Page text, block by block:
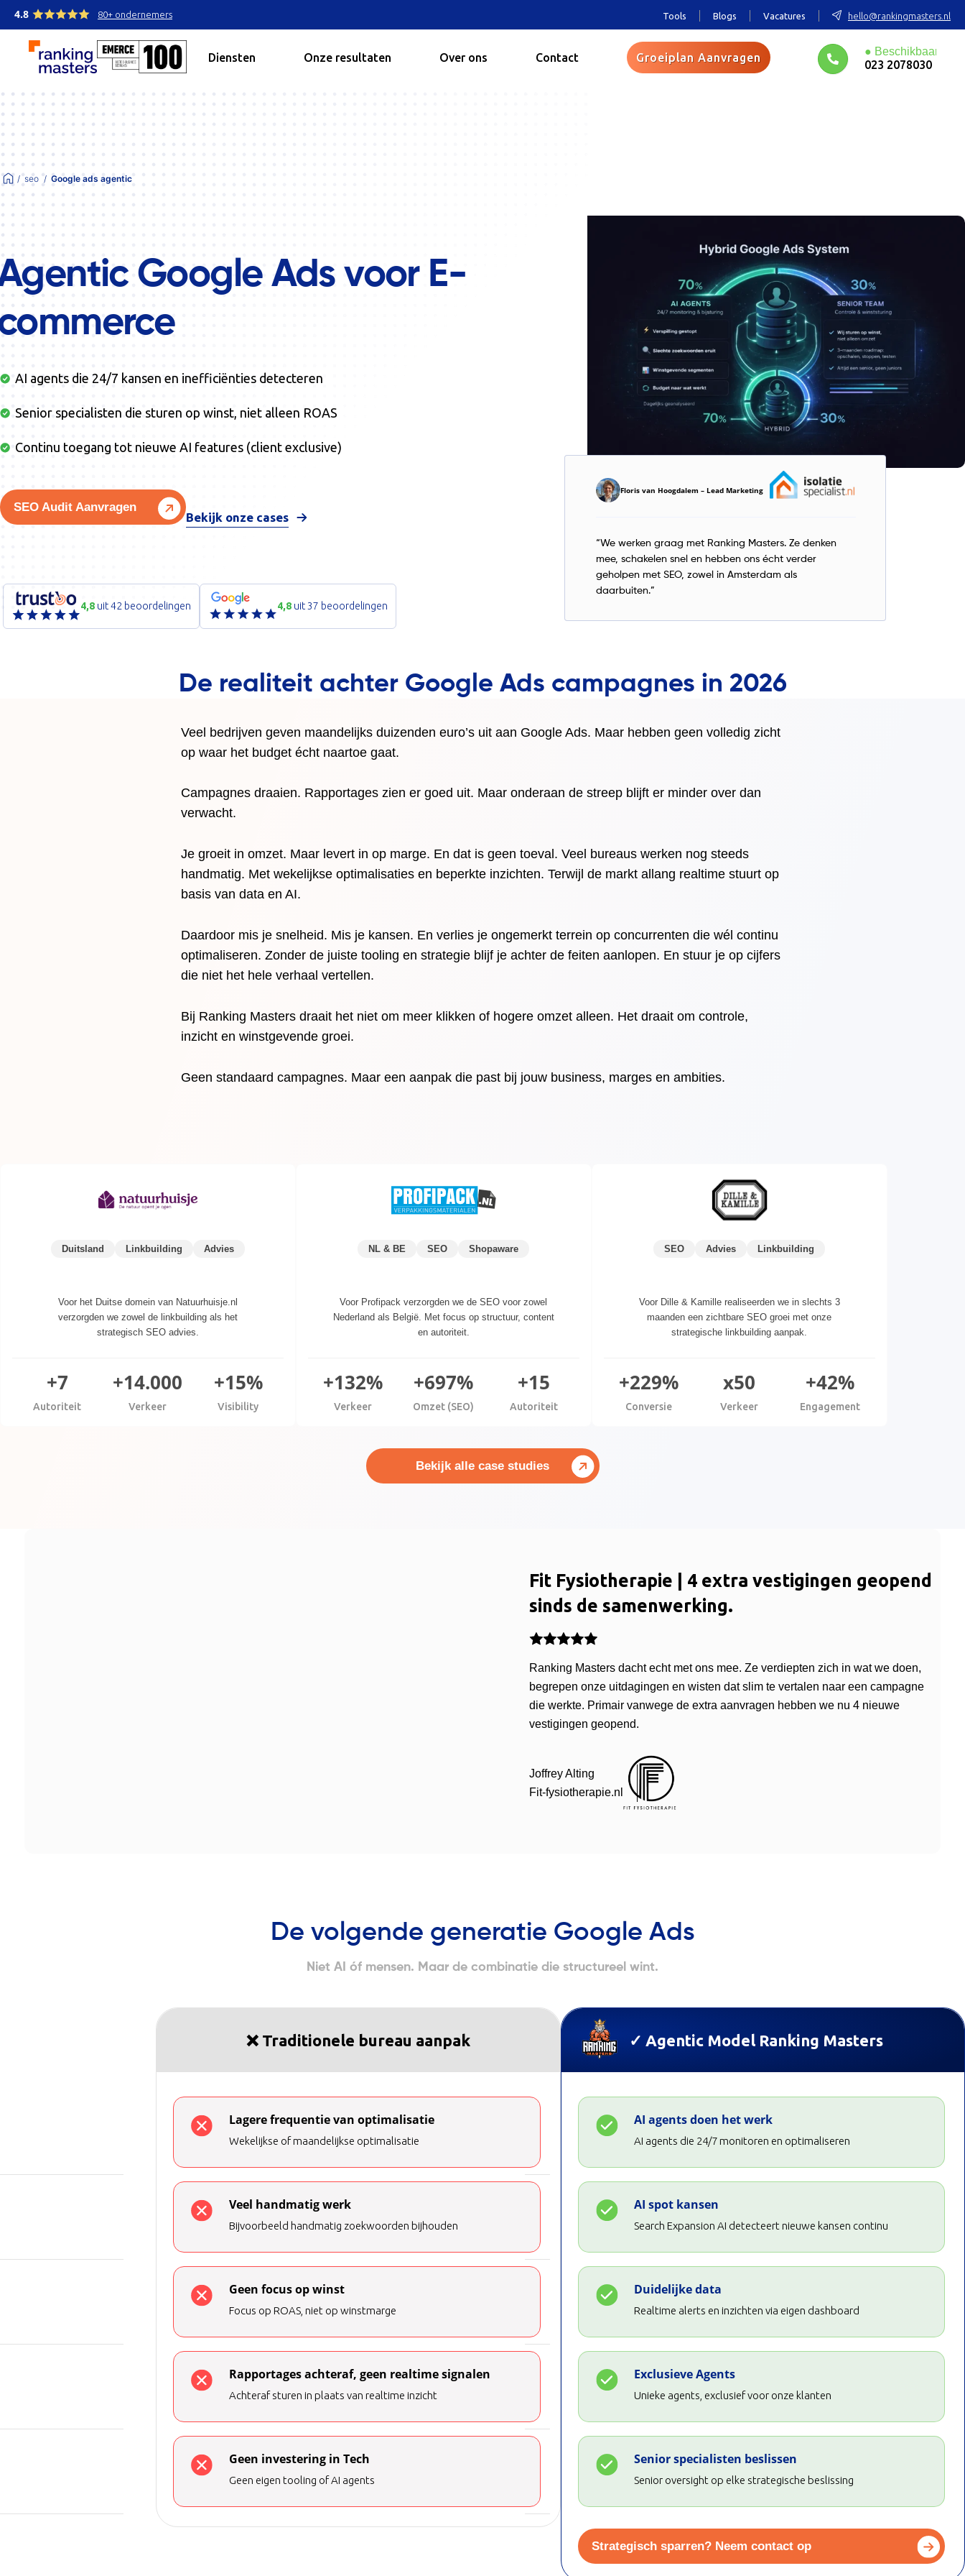
4.8 80+ ondernemers Tools Blogs Vacatures hello@rankingmasters.nl
Diensten Onze resultaten Over ons Contact Groeiplan Aanvragen
023 2078030
seo Google ads agentic
Google Ads voor E-
AI agents die 24/7 kansen en inefficiënties detecteren
Senior specialisten die sturen op winst, niet alleen ROAS
Continu toegang tot nieuwe AI features (client exclusive)
SEO Audit Aanvragen
Bekijk onze cases
4,8uit 42 beoordelingen 4,8uit 37 beoordelingen
Floris van Hoogdalem – Lead Marketing
“We werken graag met Ranking Masters. Ze denken
mee, schakelen snel en hebben ons écht verder
geholpen met SEO, zowel in Amsterdam als
daarbuiten.”
De realiteit achter Google Ads campagnes in 2026
Veel bedrijven geven maandelijks duizenden euro’s uit aan Google Ads. Maar hebben geen volledig zicht
op waar het budget écht naartoe gaat.
Campagnes draaien. Rapportages zien er goed uit. Maar onderaan de streep blijft er minder over dan
verwacht.
Je groeit in omzet. Maar levert in op marge. En dat is geen toeval. Veel bureaus werken nog steeds
handmatig. Met wekelijkse optimalisaties en beperkte inzichten. Terwijl de markt allang realtime stuurt op
basis van data en AI.
Daardoor mis je snelheid. Mis je kansen. En verlies je ongemerkt terrein op concurrenten die wél continu
optimaliseren. Zonder de juiste tooling en strategie blijf je achter de feiten aanlopen. En stuur je op cijfers
die niet het hele verhaal vertellen.
Bij Ranking Masters draait het niet om meer klikken of hogere omzet alleen. Het draait om controle,
inzicht en winstgevende groei.
Geen standaard campagnes. Maar een aanpak die past bij jouw business, marges en ambities.
Duitsland Linkbuilding Advies
Voor het Duitse domein van Natuurhuisje.nl
verzorgden we zowel de linkbuilding als het
strategisch SEO advies.
+7
Autoriteit
+14.000
Verkeer
+15%
Visibility
NL & BE SEO Shopaware
Voor Profipack verzorgden we de SEO voor zowel
Nederland als België. Met focus op structuur, content
en autoriteit.
+132%
Verkeer
+697%
Omzet (SEO)
+15
Autoriteit
SEO Advies Linkbuilding
Voor Dille & Kamille realiseerden we in slechts 3
maanden een zichtbare SEO groei met onze
strategische linkbuilding aanpak.
+229%
Conversie
x50
Verkeer
+42%
Engagement
Bekijk alle case studies
Fit Fysiotherapie | 4 extra vestigingen geopend
sinds de samenwerking.
Ranking Masters dacht echt met ons mee. Ze verdiepten zich in wat we doen,
begrepen onze uitdagingen en wisten dat slim te vertalen naar een campagne
die werkte. Primair vanwege de extra aanvragen hebben we nu 4 nieuwe
vestigingen geopend.
Joffrey Alting
Fit-fysiotherapie.nl
De volgende generatie Google Ads
Niet AI óf mensen. Maar de combinatie die structureel wint.
❌ Traditionele bureau aanpak
Lagere frequentie van optimalisatie
Wekelijkse of maandelijkse optimalisatie
Veel handmatig werk
Bijvoorbeeld handmatig zoekwoorden bijhouden
Geen focus op winst
Focus op ROAS, niet op winstmarge
Rapportages achteraf, geen realtime signalen
Achteraf sturen in plaats van realtime inzicht
Geen investering in Tech
Geen eigen tooling of AI agents
✓ Agentic Model Ranking Masters
AI agents doen het werk
AI agents die 24/7 monitoren en optimaliseren
AI spot kansen
Search Expansion AI detecteert nieuwe kansen continu
Duidelijke data
Realtime alerts en inzichten via eigen dashboard
Exclusieve Agents
Unieke agents, exclusief voor onze klanten
Senior specialisten beslissen
Senior oversight op elke strategische beslissing
Strategisch sparren? Neem contact op